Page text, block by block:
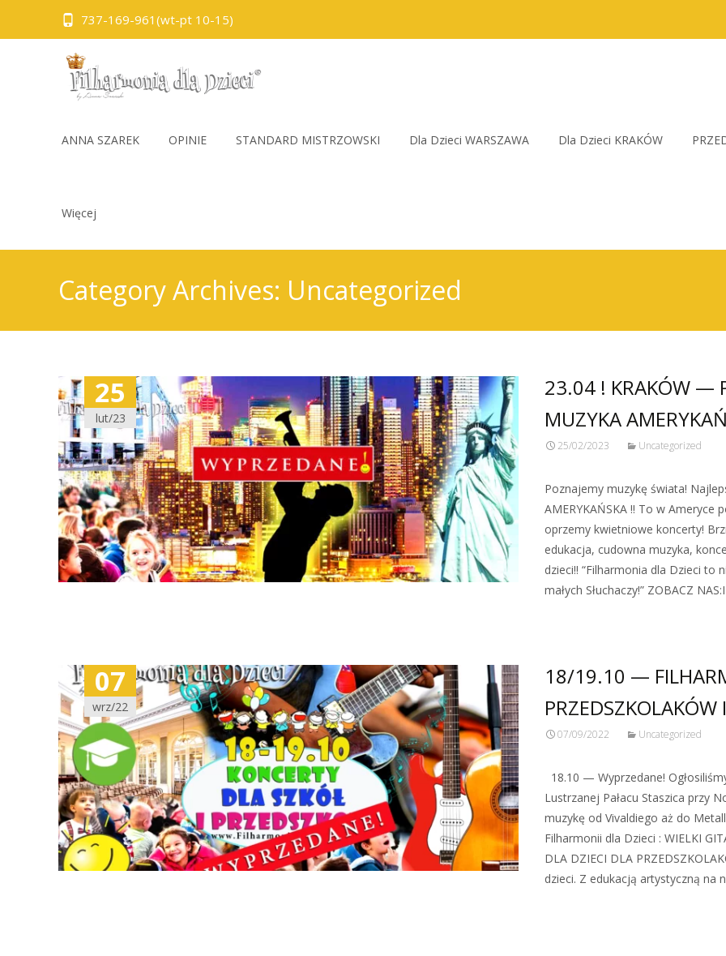
737-169-961(wt-pt 10-15)
ANNA SZAREK OPINIE STANDARD MISTRZOWSKI Dla Dzieci WARSZAWA Dla Dzieci KRAKÓW
Więcej
Category Archives: Uncategorized
25
lut/23
23.04 ! KRAKÓW —
MUZYKA
25/02/2023 Uncategorized
Poznajemy muzykę świata!
AMERYKAŃSKA !! To w Ameryce
oprzemy kwietniowe koncerty!
edukacja, cudowna muzyka,
dzieci!! “Filharmonia dla Dzieci to
małych Słuchaczy!” ZOBACZ
07
wrz/22
18/19.10 —
07/09/2022 Uncategorized
18.10 — Wyprzedane!
Lustrzanej Pałacu Staszica przy
muzykę od Vivaldiego aż do
Filharmonii dla Dzieci : WIELKI
DLA DZIECI DLA
dzieci. Z edukacją artystyczną na